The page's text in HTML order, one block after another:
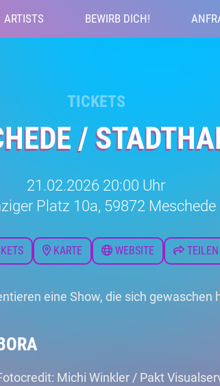
ARTISTS BEWIRB DICH!
TICKETS
/
21.02.2026 20:00 Uhr
Platz 10a, 59872 Meschede
KARTE WEBSITE TEILEN
eine Show, die sich gewaschen
Michi Winkler / Pakt